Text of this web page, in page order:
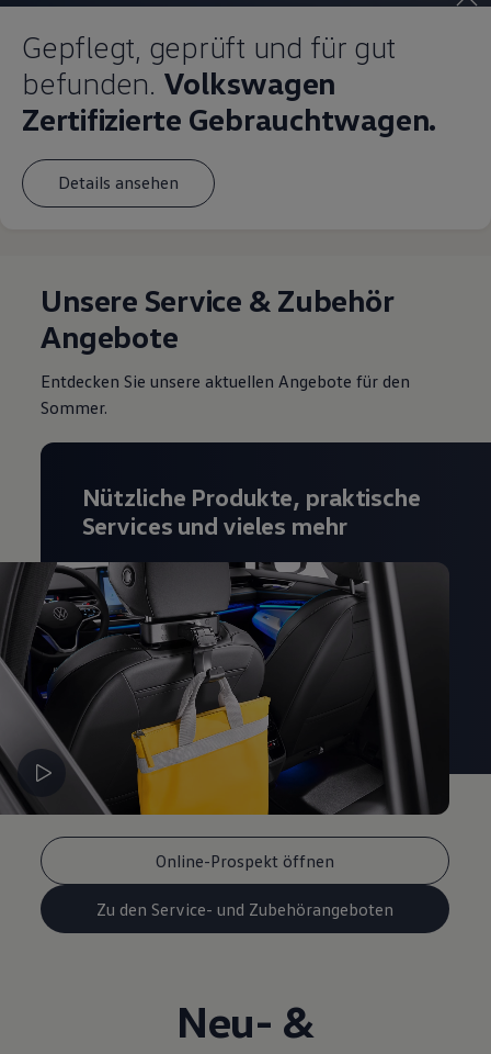
Gepflegt, geprüft und für gut
befunden. Volkswagen
Zertifizierte Gebrauchtwagen.
Details ansehen
Unsere Service & Zubehör
Angebote
Entdecken Sie unsere aktuellen Angebote für den
Sommer.
Online-Prospekt öffnen
Zu den Service- und Zubehörangeboten
Nützliche Produkte, praktische
Services und vieles mehr
Neu- &